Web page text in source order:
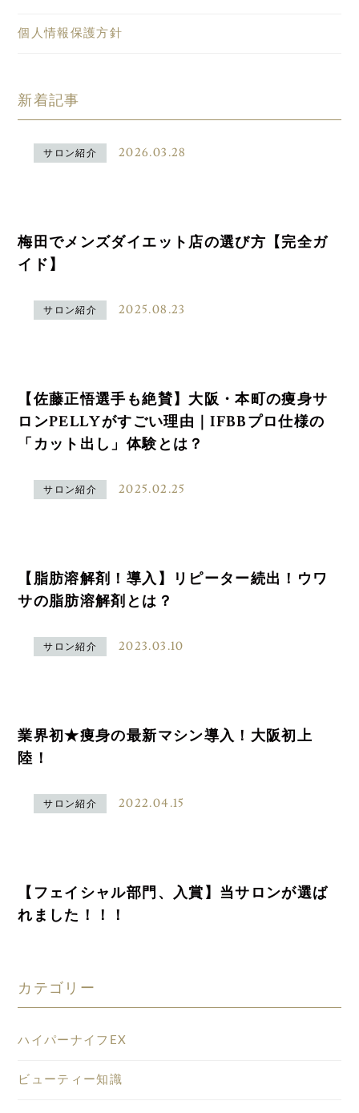
個人情報保護方針
新着記事
サロン紹介 2026.03.28
梅田でメンズダイエット店の選び方【完全ガ
イド】
サロン紹介 2025.08.23
【佐藤正悟選手も絶賛】大阪・本町の痩身サ
ロンPELLYがすごい理由｜IFBBプロ仕様の
「カット出し」体験とは？
サロン紹介 2025.02.25
【脂肪溶解剤！導入】リピーター続出！ウワ
サの脂肪溶解剤とは？
サロン紹介 2023.03.10
業界初★痩身の最新マシン導入！大阪初上
陸！
サロン紹介 2022.04.15
【フェイシャル部門、入賞】当サロンが選ば
れました！！！
カテゴリー
ハイパーナイフEX
ビューティー知識